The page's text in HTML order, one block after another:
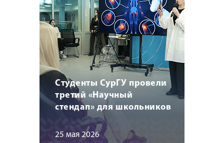
Студенты СурГУ провели
третий «Научный
стендап» для школьников
25 мая 2026